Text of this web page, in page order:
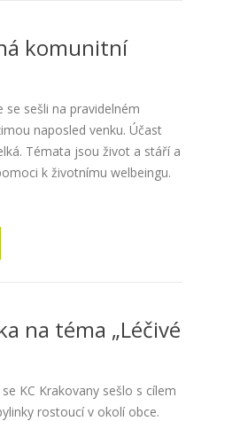
komunitní
se sešli na pravidelném
naposled venku. Účast
Témata jsou život a stáří a
k životnímu welbeingu.
na téma „Léčivé
KC Krakovany sešlo s cílem
rostoucí v okolí obce.